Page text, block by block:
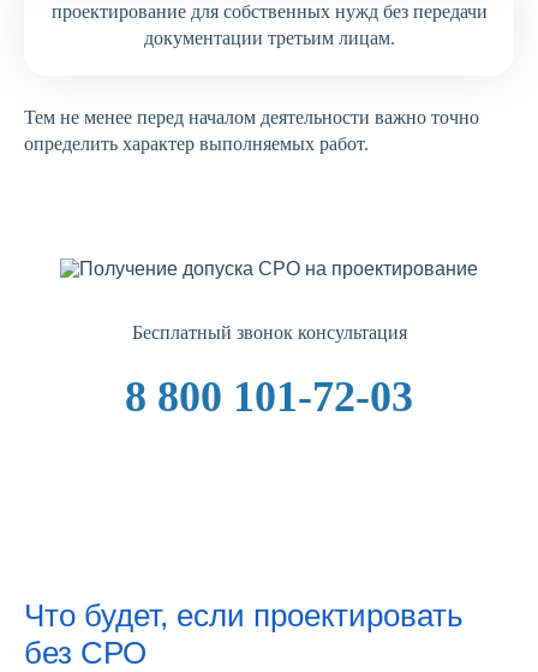
Бесплатный звонок консультация
8 800 101-72-03
проектирование для собственных нужд без передачи
документации третьим лицам.
Тем не менее перед началом деятельности важно точно
определить характер выполняемых работ.
Что будет, если проектировать
без СРО